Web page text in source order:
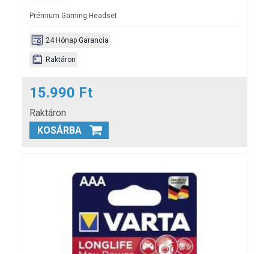
Prémium Gaming Headset
24 Hónap Garancia
Raktáron
15.990 Ft
Raktáron
KOSÁRBA